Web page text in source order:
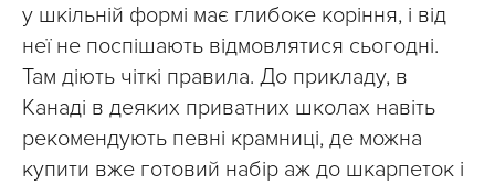
у шкільній формі має глибоке коріння, і від
неї не поспішають відмовлятися сьогодні.
Там діють чіткі правила. До прикладу, в
Канаді в деяких приватних школах навіть
рекомендують певні крамниці, де можна
купити вже готовий набір аж до шкарпеток і